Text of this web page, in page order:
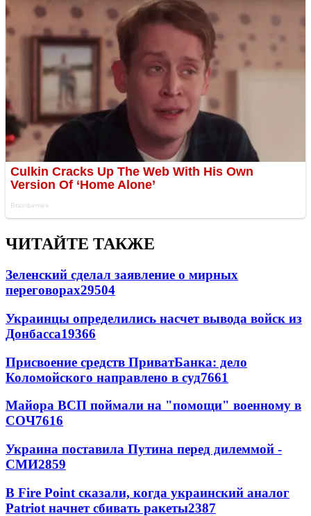
ЧИТАЙТЕ ТАКЖЕ
Зеленский сделал заявление о мирных
переговорах29504
Украинцы определились насчет вывода войск из
Донбасса19366
Присвоение средств ПриватБанка: дело
Коломойского направлено в суд7661
Майора ВСП поймали на "помощи" военному в
СОЧ7616
Украина поставила Путина перед дилеммой -
СМИ2859
В Fire Point сказали, когда украинский аналог
Patriot начнет сбивать ракеты2387